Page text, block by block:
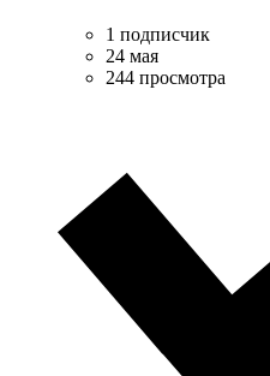
1 подписчик
24 мая
244 просмотра